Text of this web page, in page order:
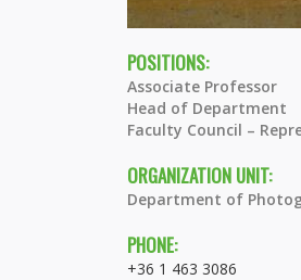
POSITIONS:
Associate Professor
Head of Department
Faculty Council –
ORGANIZATION UNIT:
Department of
PHONE:
+36 1 463 3086